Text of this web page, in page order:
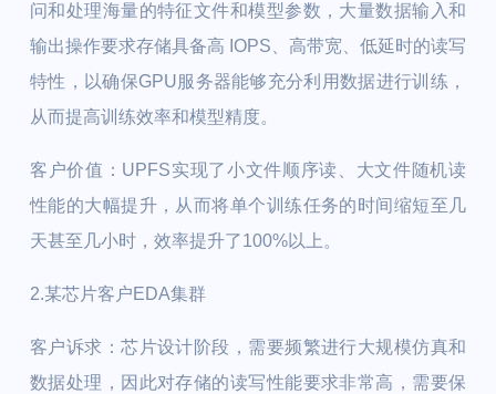
问和处理海量的特征文件和模型参数，大量数据输入和
输出操作要求存储具备高 IOPS、高带宽、低延时的读写
特性，以确保GPU服务器能够充分利用数据进行训练，
从而提高训练效率和模型精度。
客户价值：UPFS实现了小文件顺序读、大文件随机读
性能的大幅提升，从而将单个训练任务的时间缩短至几
天甚至几小时，效率提升了100%以上。
2.某芯片客户EDA集群
客户诉求：芯片设计阶段，需要频繁进行大规模仿真和
数据处理，因此对存储的读写性能要求非常高，需要保